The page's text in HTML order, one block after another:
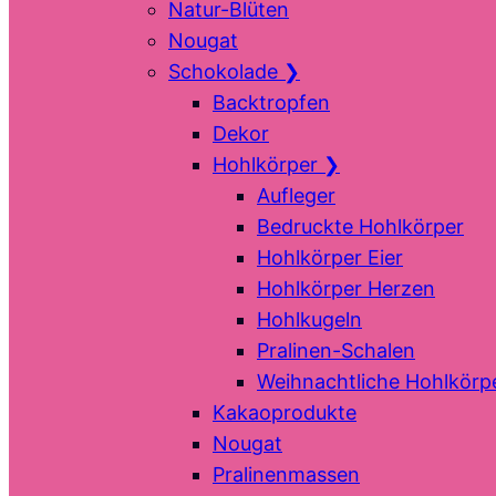
Natur-Blüten
Nougat
Schokolade ❯
Backtropfen
Dekor
Hohlkörper ❯
Aufleger
Bedruckte Hohlkörper
Hohlkörper Eier
Hohlkörper Herzen
Hohlkugeln
Pralinen-Schalen
Weihnachtliche
Kakaoprodukte
Nougat
Pralinenmassen